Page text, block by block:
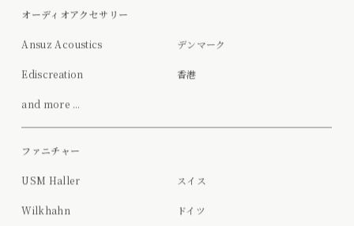
オーディオアクセサリー
Ansuz Acoustics デンマーク
Ediscreation 香港
and more ...
ファニチャー
USM Haller スイス
Wilkhahn ドイツ